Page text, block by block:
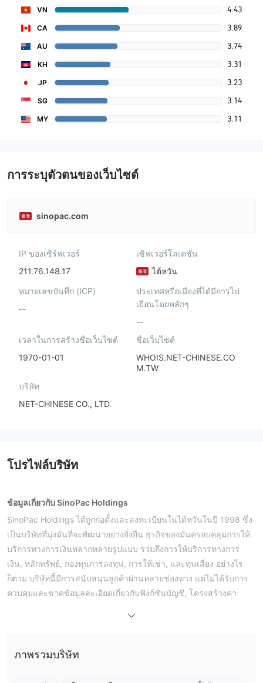
VN 4.43
CA 3.89
AU 3.74
KH 3.31
JP 3.23
SG 3.14
MY 3.11
การระบุตัวตนของเว็บไซต์
sinopac.com
IP ของเซิร์ฟเวอร์
211.76.148.17
เซิฟเวอร์โลเคชั่น
ไต้หวัน
หมายเลขบันทึก (ICP)
--
ประเทศหรือเมืองที่ได้มีการไป
เยือนโดยหลักๆ
--
เวลาในการสร้างชื่อเว็บไซต์
1970-01-01
ชื่อเว็บไซต์
WHOIS.NET-CHINESE.CO
M.TW
บริษัท
NET-CHINESE CO., LTD.
โปรไฟล์บริษัท
ข้อมูลเกี่ยวกับ SinoPac Holdings
SinoPac Holdings ได้ถูกก่อตั้งและลงทะเบียนในไต้หวันในปี 1998 ซึ่ง
เป็นบริษัทที่มุ่งมั่นที่จะพัฒนาอย่างยั่งยืน ธุรกิจของมันครอบคลุมการให้
บริการทางการเงินหลากหลายรูปแบบ รวมถึงการให้บริการทางการ
เงิน, หลักทรัพย์, กองทุนการลงทุน, การให้เช่า, และทุนเสี่ยง อย่างไร
ก็ตาม บริษัทนี้มีการสนับสนุนลูกค้าผ่านหลายช่องทาง แต่ไม่ได้รับการ
ควบคุมและขาดข้อมูลละเอียดเกี่ยวกับฟังก์ชันบัญชี, โครงสร้างค่า
ภาพรวมบริษัท